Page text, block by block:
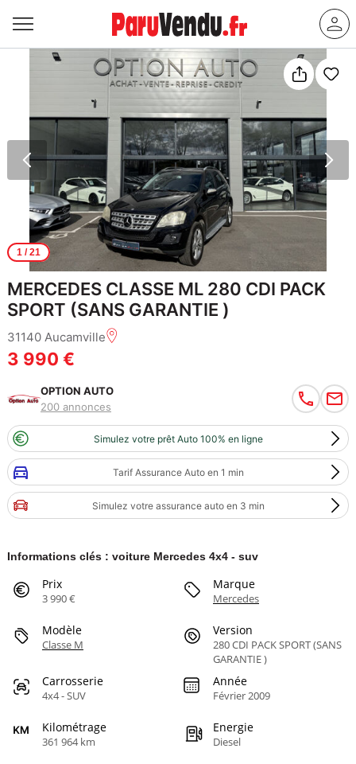
1/ 21
MERCEDES CLASSE ML 280 CDI PACK
SPORT (SANS GARANTIE )
31140 Aucamville
3 990 €
OPTION AUTO
200 annonces
Simulez votre prêt Auto 100% en ligne
Tarif Assurance Auto en 1 min
Simulez votre assurance auto en 3 min
Informations clés : voiture Mercedes 4x4 - suv
Prix
3 990 €
Marque
Mercedes
Modèle
Classe M
Version
280 CDI PACK SPORT (SANS
GARANTIE )
Carrosserie
4x4 - SUV
Année
Février 2009
Kilométrage
361 964 km
Energie
Diesel